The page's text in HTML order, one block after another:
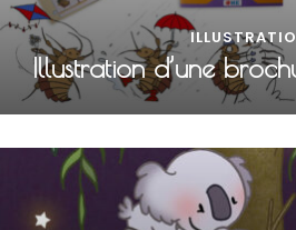
Illustration d’une